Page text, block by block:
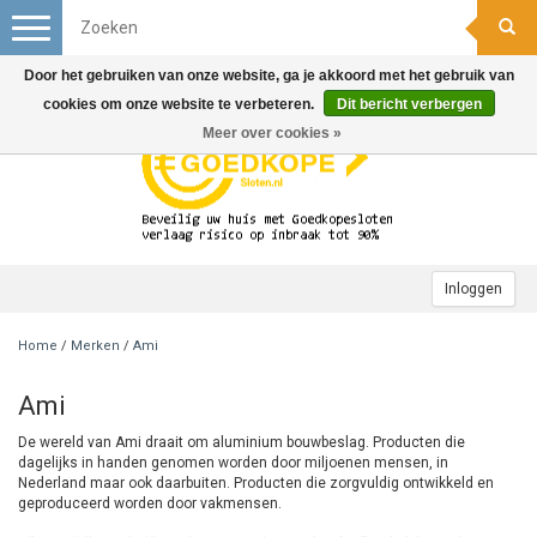
Inloggen
Toggle
navigation
Home / Merken / Ami
Ami
De wereld van Ami draait om aluminium bouwbeslag. Producten die
dagelijks in handen genomen worden door miljoenen mensen, in
Nederland maar ook daarbuiten. Producten die zorgvuldig ontwikkeld en
geproduceerd worden door vakmensen.
Door het gebruiken van onze website, ga je akkoord met het gebruik van
cookies om onze website te verbeteren.
Dit bericht verbergen
Meer over cookies »